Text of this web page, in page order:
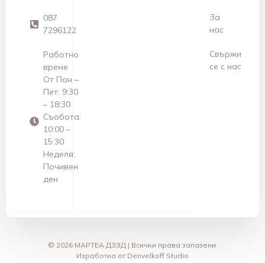
087
7296122
Работно
време
От Пон –
Пет: 9:30
– 18:30
Съобота:
10:00 –
15:30
Неделя:
Почивен
ден
За
нас
Свържи
се с нас
© 2026 МАРТЕА ДЗЗД | Всички права запазени.
Изработка от Denvelkoff Studio